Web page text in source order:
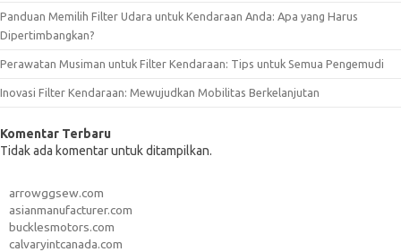
Panduan Memilih Filter Udara untuk Kendaraan Anda: Apa yang Harus
Dipertimbangkan?
Perawatan Musiman untuk Filter Kendaraan: Tips untuk Semua Pengemudi
Inovasi Filter Kendaraan: Mewujudkan Mobilitas Berkelanjutan
Komentar Terbaru
Tidak ada komentar untuk ditampilkan.
arrowggsew.com
asianmanufacturer.com
bucklesmotors.com
calvaryintcanada.com